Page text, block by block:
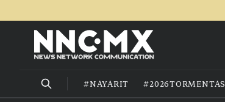
#NAYARIT #2026TORMENTAS